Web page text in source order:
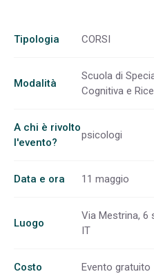
Tipologia CORSI
Modalità
Scuola di
Cognitiva e
A chi è rivolto
l'evento?
psicologi
Data e ora 11 maggio
Luogo
Via Mestrina, 6
IT
Costo Evento gratuito